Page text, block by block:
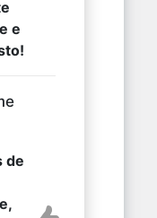
e
de